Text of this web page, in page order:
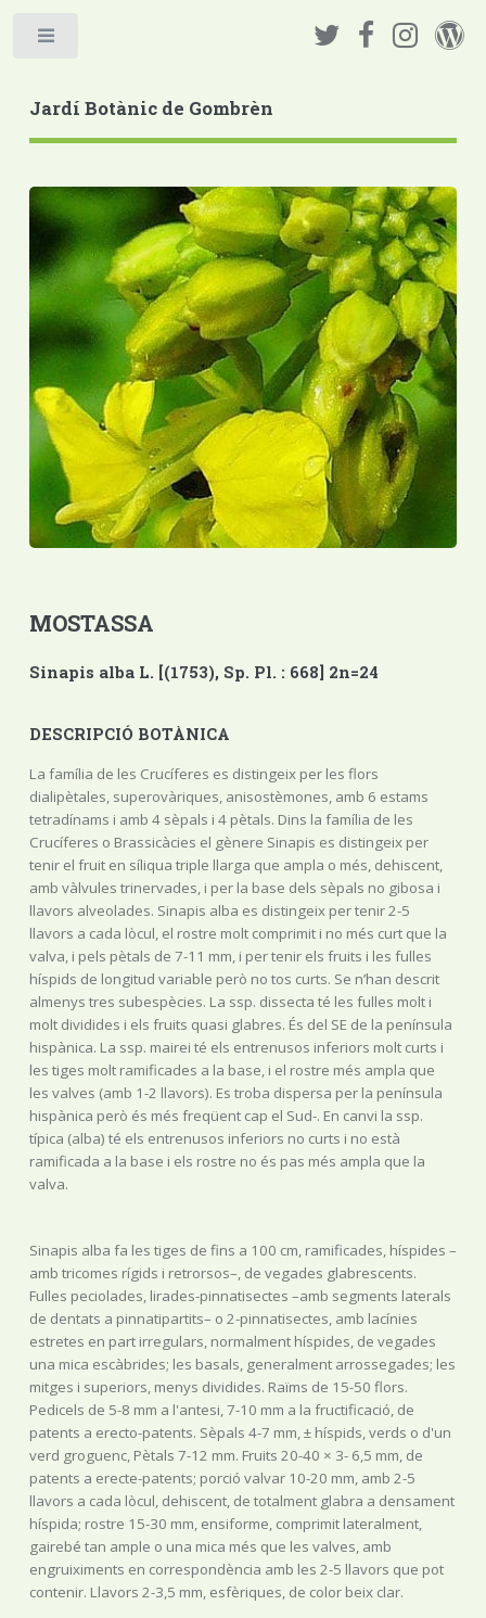
Jardí Botànic de Gombrèn
MOSTASSA
Sinapis alba L. [(1753), Sp. Pl. : 668] 2n=24
DESCRIPCIÓ BOTÀNICA
La família de les Crucíferes es distingeix per les flors
dialipètales, superovàriques, anisostèmones, amb 6 estams
tetradínams i amb 4 sèpals i 4 pètals. Dins la família de les
Crucíferes o Brassicàcies el gènere Sinapis es distingeix per
tenir el fruit en síliqua triple llarga que ampla o més, dehiscent,
amb vàlvules trinervades, i per la base dels sèpals no gibosa i
llavors alveolades. Sinapis alba es distingeix per tenir 2-5
llavors a cada lòcul, el rostre molt comprimit i no més curt que la
valva, i pels pètals de 7-11 mm, i per tenir els fruits i les fulles
híspids de longitud variable però no tos curts. Se n’han descrit
almenys tres subespècies. La ssp. dissecta té les fulles molt i
molt dividides i els fruits quasi glabres. És del SE de la península
hispànica. La ssp. mairei té els entrenusos inferiors molt curts i
les tiges molt ramificades a la base, i el rostre més ampla que
les valves (amb 1-2 llavors). Es troba dispersa per la península
hispànica però és més freqüent cap el Sud-. En canvi la ssp.
típica (alba) té els entrenusos inferiors no curts i no està
ramificada a la base i els rostre no és pas més ampla que la
valva.
Sinapis alba fa les tiges de fins a 100 cm, ramificades, híspides –
amb tricomes rígids i retrorsos–, de vegades glabrescents.
Fulles peciolades, lirades-pinnatisectes –amb segments laterals
de dentats a pinnatipartits– o 2-pinnatisectes, amb lacínies
estretes en part irregulars, normalment híspides, de vegades
una mica escàbrides; les basals, generalment arrossegades; les
mitges i superiors, menys dividides. Raïms de 15-50 flors.
Pedicels de 5-8 mm a l'antesi, 7-10 mm a la fructificació, de
patents a erecto-patents. Sèpals 4-7 mm, ± híspids, verds o d'un
verd groguenc, Pètals 7-12 mm. Fruits 20-40 × 3- 6,5 mm, de
patents a erecte-patents; porció valvar 10-20 mm, amb 2-5
llavors a cada lòcul, dehiscent, de totalment glabra a densament
híspida; rostre 15-30 mm, ensiforme, comprimit lateralment,
gairebé tan ample o una mica més que les valves, amb
engruiximents en correspondència amb les 2-5 llavors que pot
contenir. Llavors 2-3,5 mm, esfèriques, de color beix clar.